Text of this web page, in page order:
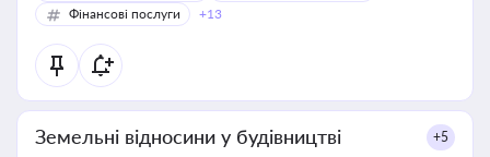
Фінансові послуги
+13
Земельні відносини у будівництві +5